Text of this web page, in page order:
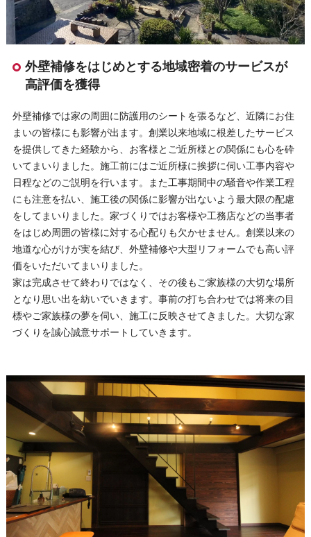
外壁補修をはじめとする地域密着のサービスが
高評価を獲得
外壁補修では家の周囲に防護用のシートを張るなど、近隣にお住
まいの皆様にも影響が出ます。創業以来地域に根差したサービス
を提供してきた経験から、お客様とご近所様との関係にも心を砕
いてまいりました。施工前にはご近所様に挨拶に伺い工事内容や
日程などのご説明を行います。また工事期間中の騒音や作業工程
にも注意を払い、施工後の関係に影響が出ないよう最大限の配慮
をしてまいりました。家づくりではお客様や工務店などの当事者
をはじめ周囲の皆様に対する心配りも欠かせません。創業以来の
地道な心がけが実を結び、外壁補修や大型リフォームでも高い評
価をいただいてまいりました。
家は完成させて終わりではなく、その後もご家族様の大切な場所
となり思い出を紡いでいきます。事前の打ち合わせでは将来の目
標やご家族様の夢を伺い、施工に反映させてきました。大切な家
づくりを誠心誠意サポートしていきます。